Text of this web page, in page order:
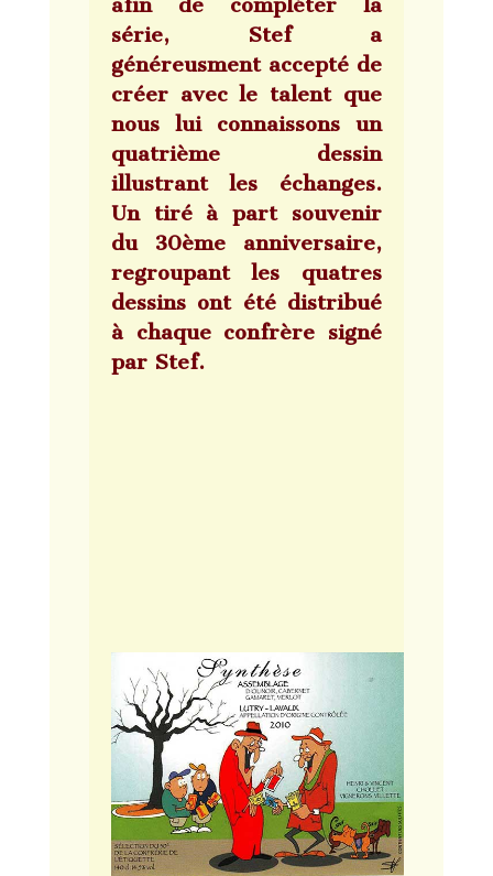
série, Stef a
généreusment accepté de
créer avec le talent que
nous lui connaissons un
quatrième dessin
illustrant les échanges.
Un tiré à part souvenir
du 30ème anniversaire,
regroupant les quatres
dessins ont été distribué
à chaque confrère signé
par Stef.